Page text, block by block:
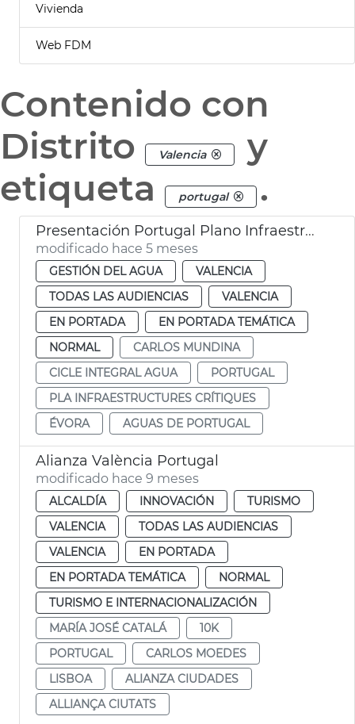
Vivienda
Web FDM
Contenido con
Distrito
Valencia
y
etiqueta
portugal .
Presentación Portugal Plano Infraestructuras Críticas 2026-2031 València
modificado hace 5 meses
GESTIÓN DEL AGUA
VALENCIA
TODAS LAS AUDIENCIAS
VALENCIA
EN PORTADA
EN PORTADA TEMÁTICA
NORMAL
CARLOS MUNDINA
CICLE INTEGRAL AGUA
PORTUGAL
PLA INFRAESTRUCTURES CRÍTIQUES
ÉVORA
AGUAS DE PORTUGAL
Alianza València Portugal
modificado hace 9 meses
ALCALDÍA INNOVACIÓN
TURISMO
VALENCIA
TODAS LAS AUDIENCIAS
VALENCIA
EN PORTADA
EN PORTADA TEMÁTICA
NORMAL
TURISMO E INTERNACIONALIZACIÓN
MARÍA JOSÉ CATALÁ
10K
PORTUGAL
CARLOS MOEDES
LISBOA
ALIANZA CIUDADES
ALLIANÇA CIUTATS